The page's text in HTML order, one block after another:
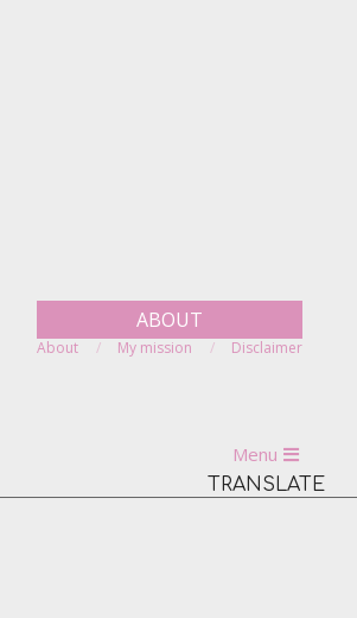
ABOUT
About My mission Disclaimer
Menu
Menu
TRANSLATE